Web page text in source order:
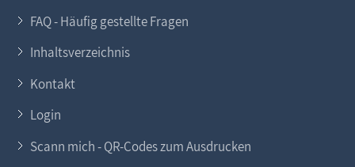
FAQ - Häufig gestellte Fragen
Inhaltsverzeichnis
Kontakt
Login
Scann mich - QR-Codes zum Ausdrucken